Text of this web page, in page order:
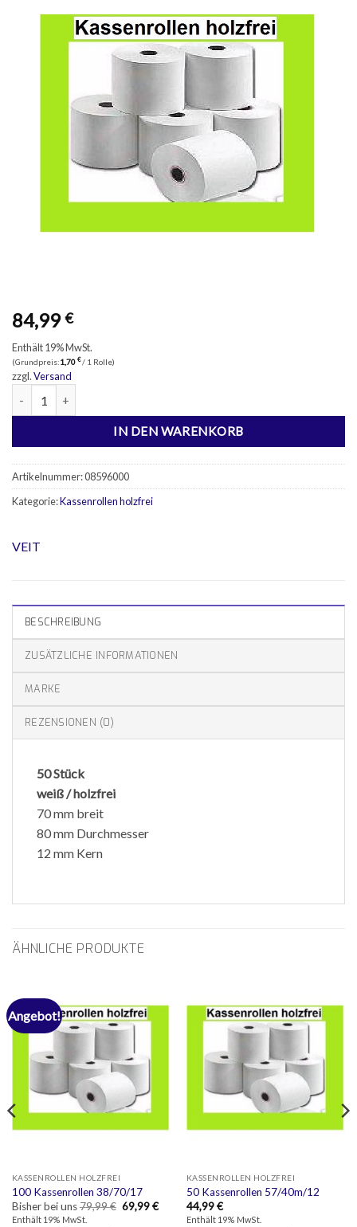
84,99€
Enthält 19% MwSt.
(Grundpreis:1,70 €/ 1 Rolle)
zzgl.Versand
IN DEN WARENKORB
Artikelnummer:08596000
Kategorie:Kassenrollen holzfrei
VEIT
BESCHREIBUNG
ZUSÄTZLICHE INFORMATIONEN
MARKE
REZENSIONEN (0)
50 Stück
weiß / holzfrei
70 mm breit
80 mm Durchmesser
12 mm Kern
ÄHNLICHE PRODUKTE
Angebot!
KASSENROLLEN HOLZFREI
100 Kassenrollen 38/70/17
Bisher bei uns 79,99€ Ursprünglicher
Preis
69,99€Aktueller
Enthält 19% MwSt.
KASSENROLLEN HOLZFREI
50 Kassenrollen 57/40m/12
44,99€
Enthält 19% MwSt.